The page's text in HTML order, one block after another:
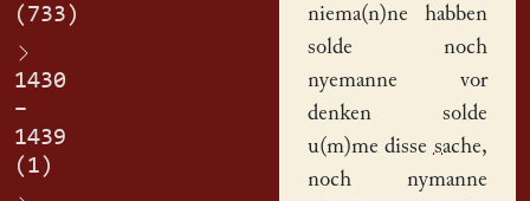
(733)
1430
–
1439
(1)
niema(n)ne habben
solde noch
nyemanne vor
denken solde
u(m)me dissesache,
noch nymanne